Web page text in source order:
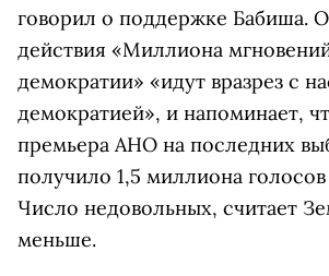
говорил о поддержке Бабиша.
действия «Миллиона
демократии» «идут вразрез с
демократией», и напоминает,
премьера АНО на последних
получило 1,5 миллиона голосов
Число недовольных, считает
меньше.